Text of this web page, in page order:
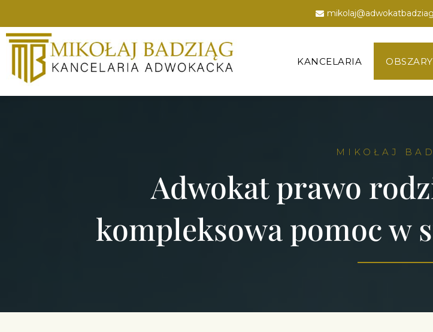
KANCELARIA
MIKOŁAJ
Adwokat prawo
kompleksowa pomoc w